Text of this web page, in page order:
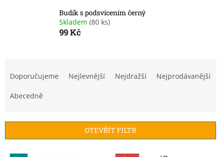
Budík s podsvícením černý
Skladem (80 ks)
99 Kč
í
r
Doporučujeme Nejlevnější Nejdražší Nejprodávanější
Abecedně
OTEVŘÍT FILTR
V